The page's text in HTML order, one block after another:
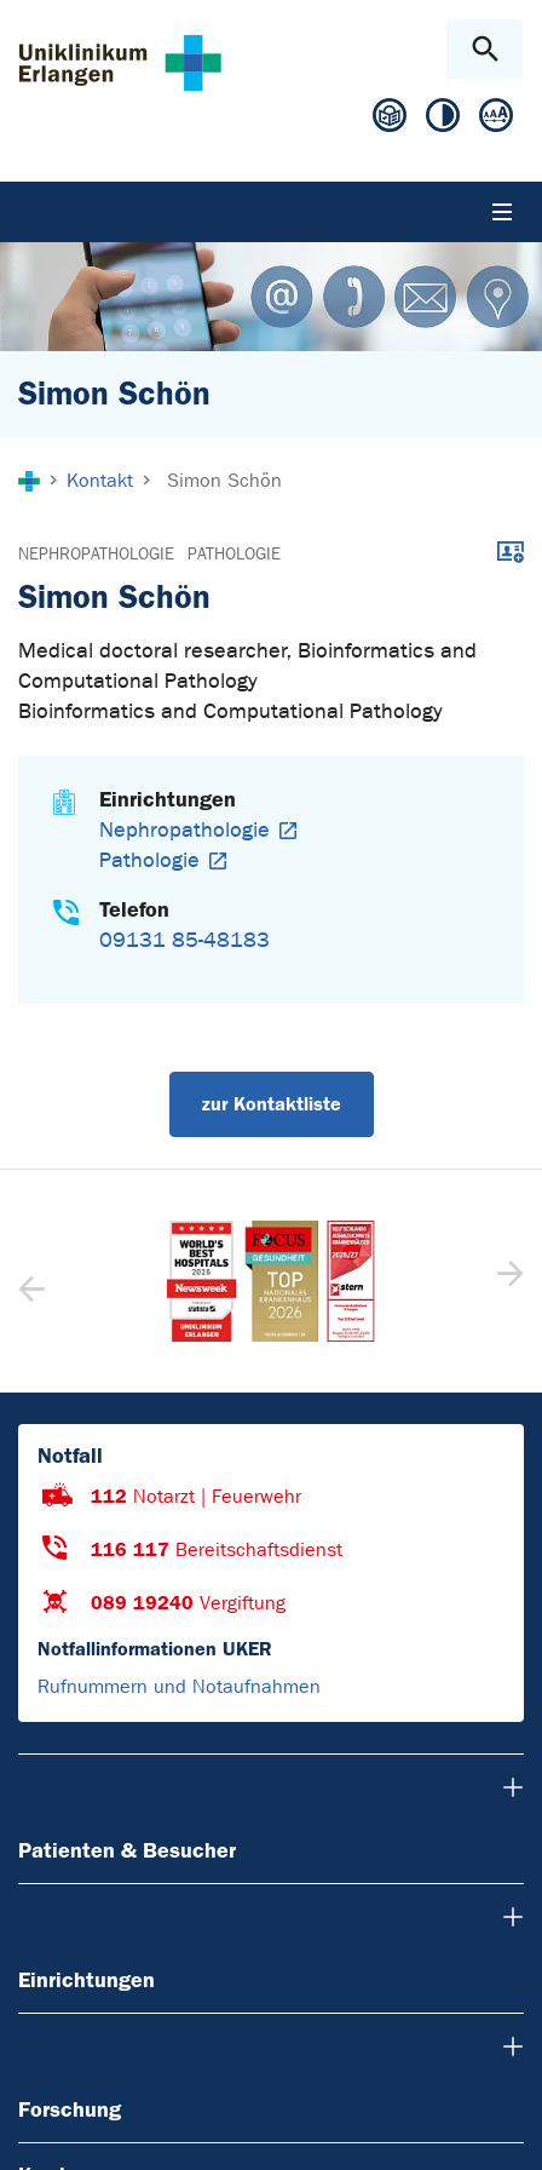
Simon Schön
Kontakt Simon Schön
NEPHROPATHOLOGIE PATHOLOGIE
Simon Schön
Medical doctoral researcher, Bioinformatics and
Computational Pathology
Bioinformatics and Computational Pathology
Einrichtungen
Nephropathologie
Pathologie
Telefon
09131 85-48183
zur Kontaktliste
Notfall
112 Notarzt | Feuerwehr
116 117 Bereitschaftsdienst
089 19240 Vergiftung
Notfallinformationen UKER
Rufnummern und Notaufnahmen
Patienten & Besucher
Einrichtungen
Forschung